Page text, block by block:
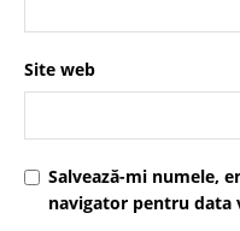
Site web
Salvează-mi numele,
navigator pentru data